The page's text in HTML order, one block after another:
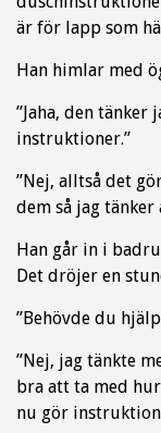
är för lapp som
Han himlar med
”Jaha, den tänker
instruktioner.”
”Nej, alltså det
dem så jag tänker
Han går in i
Det dröjer en
”Behövde du
”Nej, jag tänkte
bra att ta med hur
nu gör